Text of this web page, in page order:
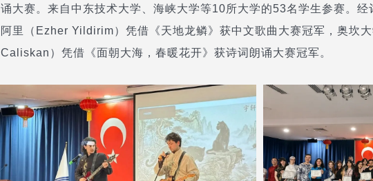
诵大赛。来自中东技术大学、海峡大学等10所大学的53名学生参赛。经
阿里（Ezher Yildirim）凭借《天地龙鳞》获中文歌曲大赛冠军，奥坎
Caliskan）凭借《面朝大海，春暖花开》获诗词朗诵大赛冠军。